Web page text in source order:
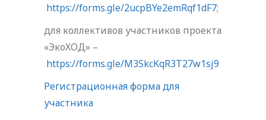
https://forms.gle/2ucpBYe2emRqf1dF7;
для коллективов участников проекта
«ЭкоХОД» –
https://forms.gle/M3SkcKqR3T27w1sj9
Регистрационная форма для
участника